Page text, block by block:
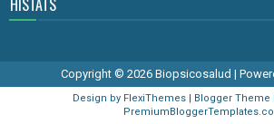
HISTATS
Copyright © 2026 Biopsicosalud |
Design by FlexiThemes| Blogger Theme